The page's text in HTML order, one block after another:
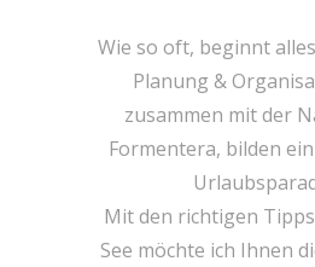
Wie so oft, beginnt
Planung &
zusammen mit der
Formentera, bilden
Mit den richtigen
See möchte ich Ihnen